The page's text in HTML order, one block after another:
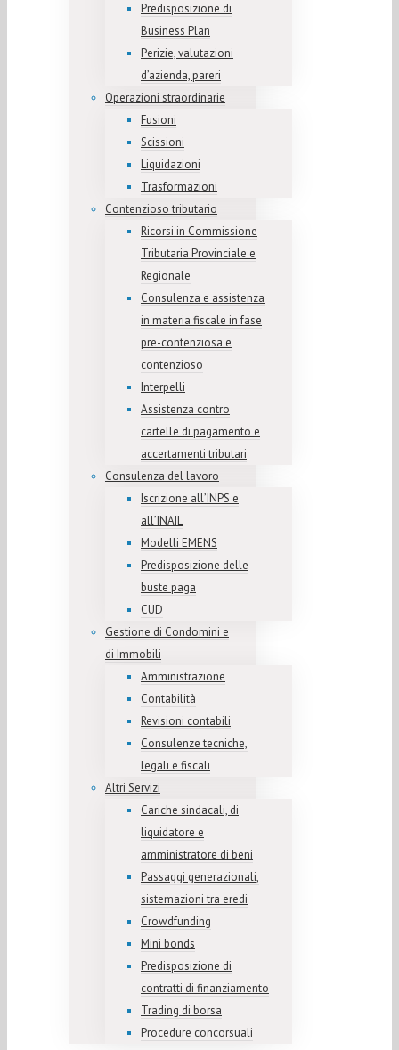
Predisposizione di
Business Plan
Perizie, valutazioni
d’azienda, pareri
Operazioni straordinarie
Fusioni
Scissioni
Liquidazioni
Trasformazioni
Contenzioso tributario
Ricorsi in Commissione
Tributaria Provinciale e
Regionale
Consulenza e assistenza
in materia fiscale in fase
pre-contenziosa e
contenzioso
Interpelli
Assistenza contro
cartelle di pagamento e
accertamenti tributari
Consulenza del lavoro
Iscrizione all’INPS e
all’INAIL
Modelli EMENS
Predisposizione delle
buste paga
CUD
Gestione di Condomini e
di Immobili
Amministrazione
Contabilità
Revisioni contabili
Consulenze tecniche,
legali e fiscali
Altri Servizi
Cariche sindacali, di
liquidatore e
amministratore di beni
Passaggi generazionali,
sistemazioni tra eredi
Crowdfunding
Mini bonds
Predisposizione di
contratti di finanziamento
Trading di borsa
Procedure concorsuali